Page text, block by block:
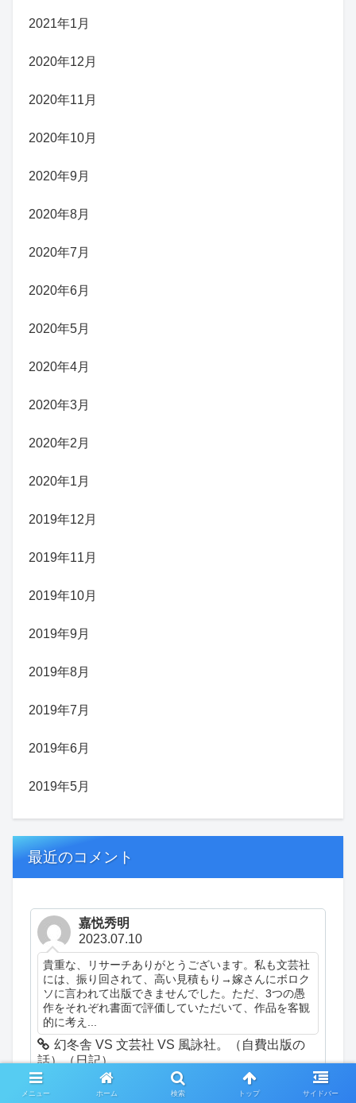
2021年1月
2020年12月
2020年11月
2020年10月
2020年9月
2020年8月
2020年7月
2020年6月
2020年5月
2020年4月
2020年3月
2020年2月
2020年1月
2019年12月
2019年11月
2019年10月
2019年9月
2019年8月
2019年7月
2019年6月
2019年5月
最近のコメント
嘉悦秀明
2023.07.10
貴重な、リサーチありがとうございます。私も文芸社
には、振り回されて、高い見積もり→嫁さんにボロク
ソに言われて出版できませんでした。ただ、3つの愚
作をそれぞれ書面で評価していただいて、作品を客観
的に考え...
幻冬舎 VS 文芸社 VS 風詠社。（自費出版の
話）（日記）
メニュー ホーム 検索 トップ サイドバー